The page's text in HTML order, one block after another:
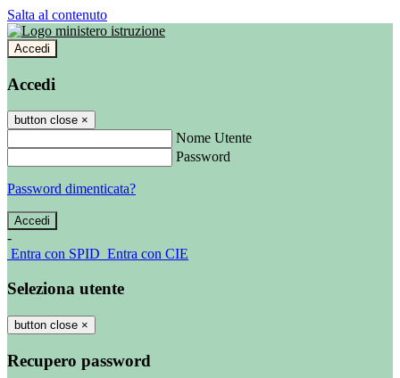
Salta al contenuto
Accedi
Accedi
button close ×
Nome Utente
Password
Password dimenticata?
-
Entra con SPID Entra con CIE
Seleziona utente
button close ×
Recupero password